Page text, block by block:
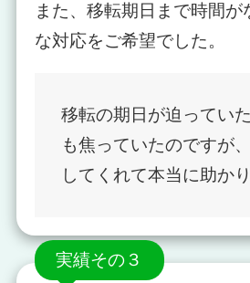
また、移転期日まで時間が
な対応をご希望でした。
移転の期日が迫ってい
も焦っていたのですが
してくれて本当に助か
実績その３